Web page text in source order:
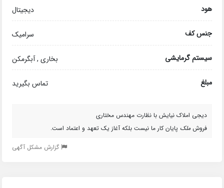
هود دیجیتال
جنس کف سرامیک
سیستم گرمایشی بخاری , آبگرمکن
مبلغ تماس بگیرید
دیجی املاک نیایش با نظارت مهندس مختاری
فروشملک پایان کار ما نیست بلکه آغاز یک تعهد و اعتماد است.
گزارش مشکل آگهی